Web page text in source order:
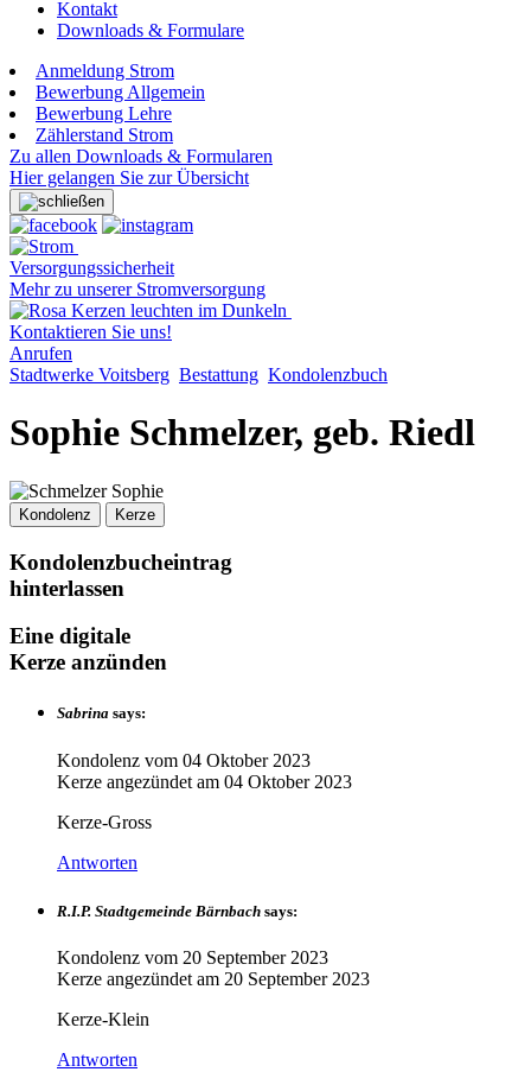
Kontakt
Downloads & Formulare
Anmeldung Strom
Bewerbung Allgemein
Bewerbung Lehre
Zählerstand Strom
Zu allen Downloads & Formularen
Hier gelangen Sie zur Übersicht
Versorgungssicherheit
Mehr zu unserer Stromversorgung
Kontaktieren Sie uns!
Anrufen
Stadtwerke Voitsberg Bestattung Kondolenzbuch
Sophie Schmelzer, geb. Riedl
Kondolenz Kerze
Kondolenzbucheintrag
hinterlassen
Eine digitale
Kerze anzünden
Sabrina says:
Kondolenz vom 04 Oktober 2023
Kerze angezündet am 04 Oktober 2023
Kerze-Gross
Antworten
R.I.P. Stadtgemeinde Bärnbach says:
Kondolenz vom 20 September 2023
Kerze angezündet am 20 September 2023
Kerze-Klein
Antworten